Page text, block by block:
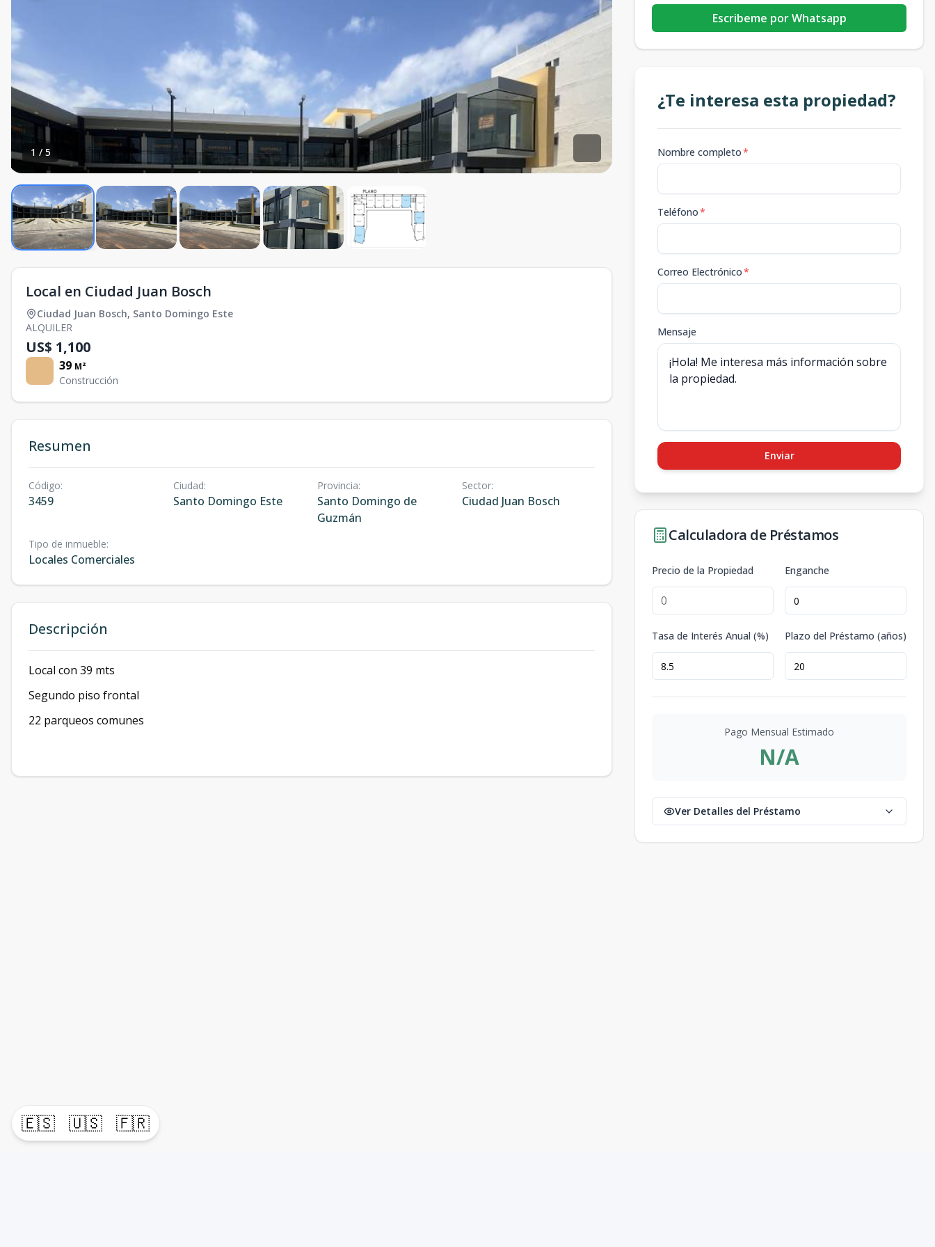
🇪🇸 🇺🇸 🇫🇷
1 / 5
Local en Ciudad Juan Bosch
Ciudad Juan Bosch, Santo Domingo Este
ALQUILER
US$ 1,100
39 M²
Construcción
Resumen
Código:
3459
Ciudad:
Santo Domingo Este
Provincia:
Santo Domingo de
Guzmán
Sector:
Ciudad Juan Bosch
Tipo de inmueble:
Locales Comerciales
Descripción
Local con 39 mts
Segundo piso frontal
22 parqueos comunes
Escribeme por Whatsapp
¿Te interesa esta propiedad?
Nombre completo*
Teléfono*
Correo Electrónico*
Mensaje
Enviar
Calculadora de Préstamos
Precio de la Propiedad Enganche
Tasa de Interés Anual (%) Plazo del Préstamo (años)
Pago Mensual Estimado
N/A
Ver Detalles del Préstamo